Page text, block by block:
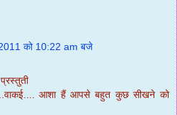
को 10:22 am बजे
आशा हैं आपसे बहुत कुछ सीखने को